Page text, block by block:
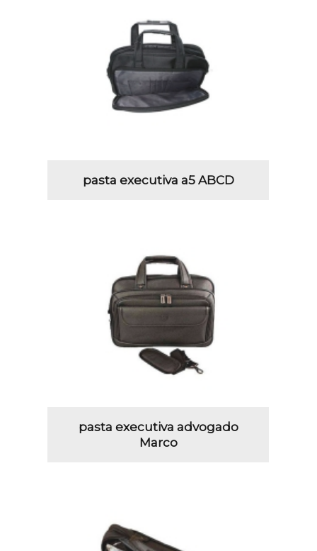
pasta executiva a5 ABCD
pasta executiva advogado
Marco